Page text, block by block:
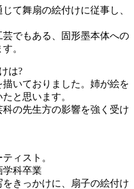
て舞扇の絵付けに従事し、
芸でもある、固形墨本体への
。
は?
いておりました。姉が絵を
と思います。
の先生方の影響を強く受け
ィスト。
学科卒業
きっかけに、扇子の絵付け